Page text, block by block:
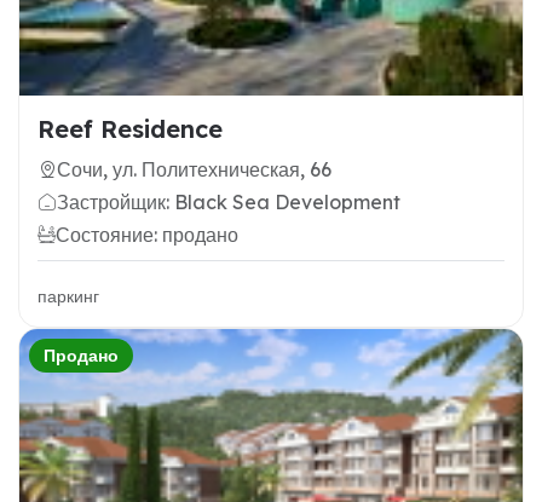
Reef Residence
Сочи, ул. Политехническая, 66
Застройщик: Black Sea Development
Состояние: продано
паркинг
Продано